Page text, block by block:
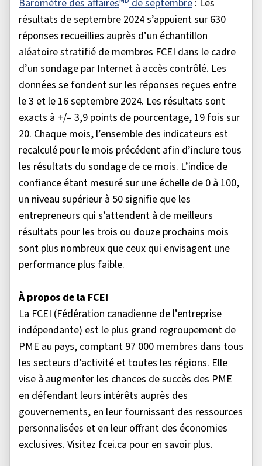
Baromètre des affaires de septembre : Les
résultats de septembre 2024 s’appuient sur 630
réponses recueillies auprès d’un échantillon
aléatoire stratifié de membres FCEI dans le cadre
d’un sondage par Internet à accès contrôlé. Les
données se fondent sur les réponses reçues entre
le 3 et le 16 septembre 2024. Les résultats sont
exacts à +/– 3,9 points de pourcentage, 19 fois sur
20. Chaque mois, l’ensemble des indicateurs est
recalculé pour le mois précédent afin d’inclure tous
les résultats du sondage de ce mois. L’indice de
confiance étant mesuré sur une échelle de 0 à 100,
un niveau supérieur à 50 signifie que les
entrepreneurs qui s’attendent à de meilleurs
résultats pour les trois ou douze prochains mois
sont plus nombreux que ceux qui envisagent une
performance plus faible.
À propos de la FCEI
La FCEI (Fédération canadienne de l’entreprise
indépendante) est le plus grand regroupement de
PME au pays, comptant 97 000 membres dans tous
les secteurs d’activité et toutes les régions. Elle
vise à augmenter les chances de succès des PME
en défendant leurs intérêts auprès des
gouvernements, en leur fournissant des ressources
personnalisées et en leur offrant des économies
exclusives. Visitez fcei.ca pour en savoir plus.